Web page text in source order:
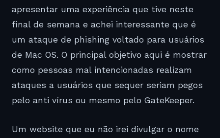
apresentar uma experiência que tive neste
final de semana e achei interessante que é
um ataque de phishing voltado para usuários
de Mac OS. O principal objetivo aqui é mostrar
como pessoas mal intencionadas realizam
ataques a usuários que sequer seriam pegos
pelo anti vírus ou mesmo pelo GateKeeper.
Um website que eu não irei divulgar o nome